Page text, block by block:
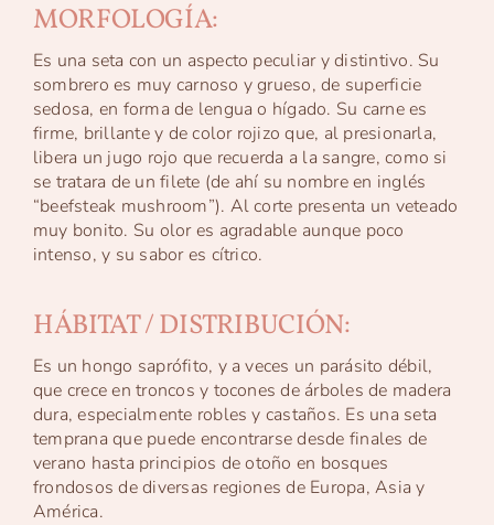
MORFOLOGÍA:
Es una seta con un aspecto peculiar y distintivo. Su
sombrero es muy carnoso y grueso, de superficie
sedosa, en forma de lengua o hígado. Su carne es
firme, brillante y de color rojizo que, al presionarla,
libera un jugo rojo que recuerda a la sangre, como si
se tratara de un filete (de ahí su nombre en inglés
“beefsteak mushroom”). Al corte presenta un veteado
muy bonito. Su olor es agradable aunque poco
intenso, y su sabor es cítrico.
HÁBITAT / DISTRIBUCIÓN:
Es un hongo saprófito, y a veces un parásito débil,
que crece en troncos y tocones de árboles de madera
dura, especialmente robles y castaños. Es una seta
temprana que puede encontrarse desde finales de
verano hasta principios de otoño en bosques
frondosos de diversas regiones de Europa, Asia y
América.